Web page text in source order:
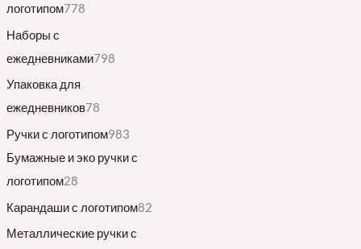
логотипом778
Наборы с
ежедневниками798
Упаковка для
ежедневников78
Ручки с логотипом983
Бумажные и эко ручки с
логотипом28
Карандаши с логотипом82
Металлические ручки с